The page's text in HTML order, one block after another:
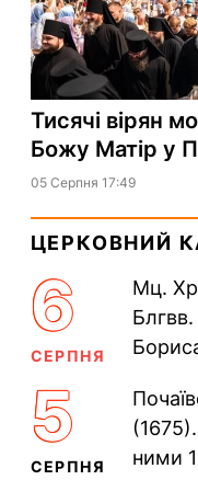
Тисячі вірян
Божу Матір у
05 Серпня 17:49
ЦЕРКОВНИЙ
6
СЕРПНЯ
Мц.
Блгвв.
Прп.
5
СЕРПНЯ
ними